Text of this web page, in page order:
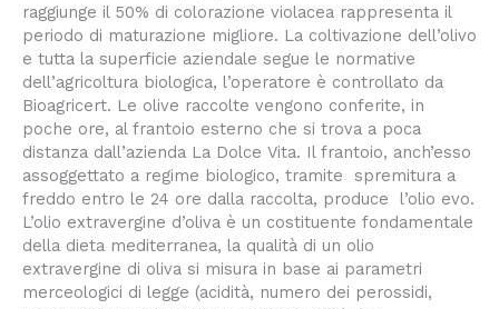
raggiunge il 50% di colorazione violacea rappresenta il
periodo di maturazione migliore. La coltivazione dell’olivo
e tutta la superficie aziendale segue le normative
dell’agricoltura biologica, l’operatore è controllato da
Bioagricert. Le olive raccolte vengono conferite, in
poche ore, al frantoio esterno che si trova a poca
distanza dall’azienda La Dolce Vita. Il frantoio, anch’esso
assoggettato a regime biologico, tramite spremitura a
freddo entro le 24 ore dalla raccolta, produce l’olio evo.
L’olio extravergine d’oliva è un costituente fondamentale
della dieta mediterranea, la qualità di un olio
extravergine di oliva si misura in base ai parametri
merceologici di legge (acidità, numero dei perossidi,